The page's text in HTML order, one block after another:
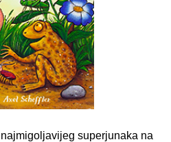
superjunaka na